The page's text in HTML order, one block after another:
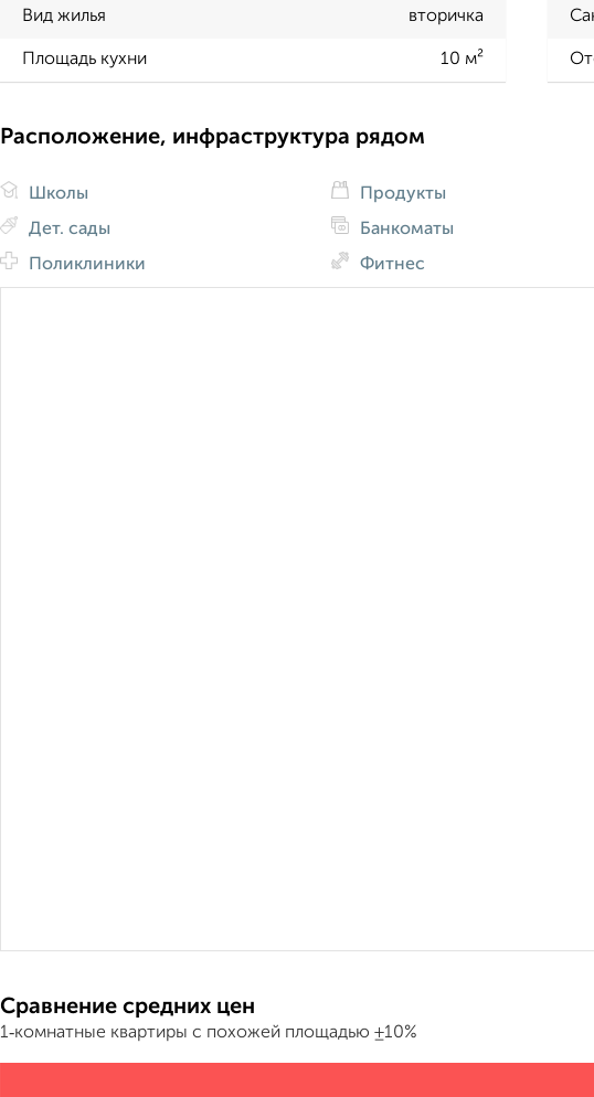
Вид жилья вторичка
Площадь кухни 10 м²
Расположение, инфраструктура рядом
Школы
Дет. сады
Поликлиники
Продукты
Банкоматы
Фитнес
Сравнение средних цен
1‑комнатные квартиры с похожей площадью ±10%